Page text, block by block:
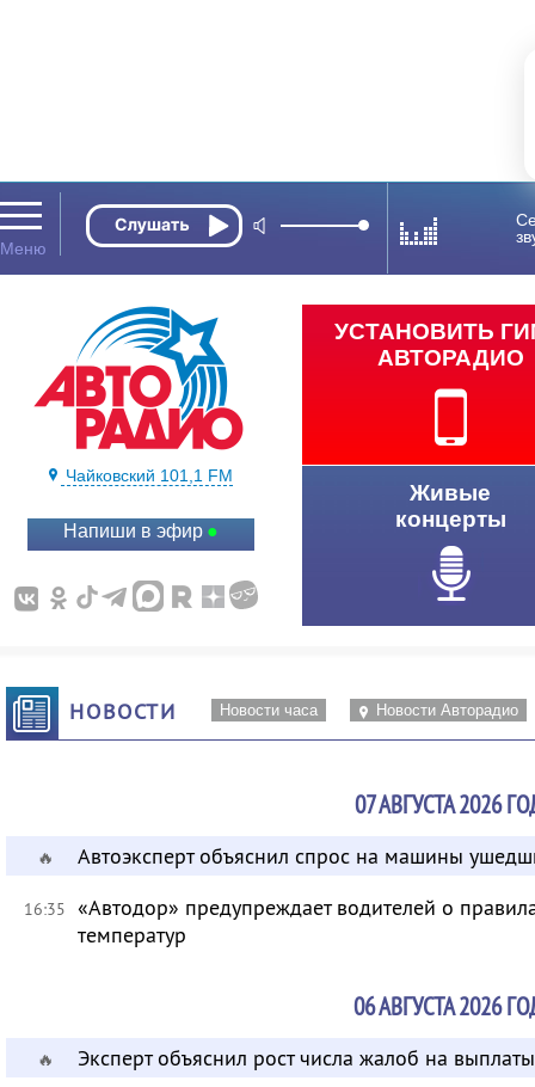
Чайковский 101,1 FM
Напиши в эфир
УСТАНОВИТЬ
АВТОРАДИО
Живые
концерты
НОВОСТИ Новости часа Новости Авторадио
07 АВГУСТА 2026
🔥 Автоэксперт объяснил спрос на машины
16:35 «Автодор» предупреждает водителей о
температур
06 АВГУСТА 2026
🔥 Эксперт объяснил рост числа жалоб на